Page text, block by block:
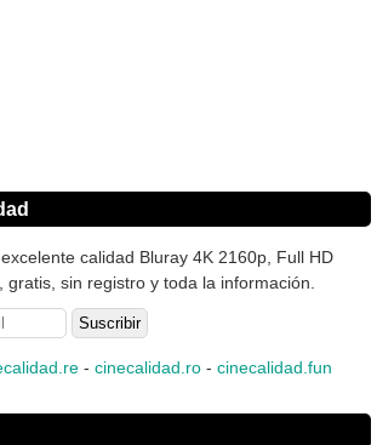
calidad Bluray 4K 2160p, Full HD
gratis, sin registro y toda la información.
- cinecalidad.ro - cinecalidad.fun